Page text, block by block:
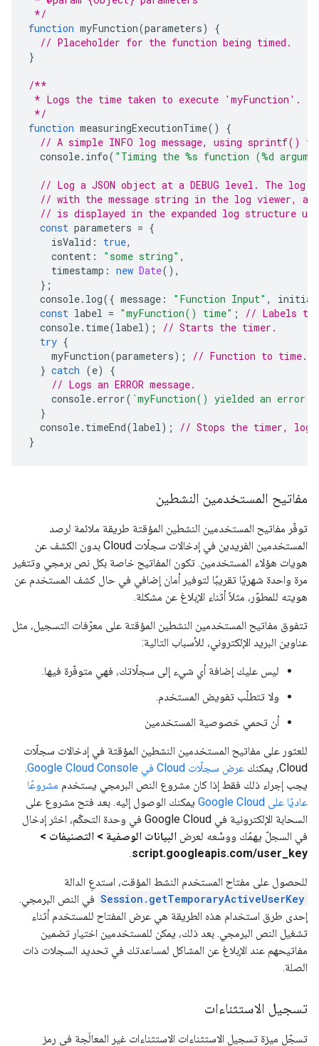
*/
function myFunction(parameters)
{
// Placeholder for the function being timed.
}
/**
* Logs the time taken to execute 'myFunction'.
*/
function measuringExecutionTime()
{
// A simple INFO log message, using sprintf()
console. info( "Timing the %s function (%d
// Log a JSON object at a DEBUG level. The log
// with the message string in the log viewer, and
// is displayed in the expanded log structure
const parameters = {
isValid : true,
content : "some string" ,
timestamp : new Date(),
};
console. log({ message : "Function Input" ,
const label = "myFunction() time" ;
// Labels
console. time(label);
// Starts the timer.
try {
myFunction(parameters);
// Function to time.
} catch (e)
{
// Logs an ERROR message.
console. error( `myFunction() yielded an error:
}
console. timeEnd(label);
// Stops the timer, logs
}
مفاتيح المستخدمين النشطين
توفّر مفاتيح المستخدمين النشطين المؤقتة طريقة ملائمة لرصد
المستخدمين الفريدين في إدخالات سجلّات Cloud بدون الكشف عن
هويات هؤلاء المستخدمين. تكون المفاتيح خاصة بكل نص برمجي وتتغير
مرة واحدة شهريًا تقريبًا لتوفير أمان إضافي في حال كشف المستخدم عن
هويته للمطوّر، مثلاً أثناء الإبلاغ عن مشكلة.
تتفوق مفاتيح المستخدمين النشطين المؤقتة على معرّفات التسجيل، مثل
عناوين البريد الإلكتروني، للأسباب التالية:
ليس عليك إضافة أي شيء إلى سجلّاتك، فهي متوفّرة فيها.
ولا تتطلّب تفويض المستخدم.
أن تحمي خصوصية المستخدمين
للعثور على مفاتيح المستخدمين النشطين المؤقتة في إدخالات سجلّات
Cloud، يمكنك
عرض سجلّات Cloud في Google Cloud Console
.
يجب إجراء ذلك فقط إذا كان مشروع النص البرمجي يستخدم مشروعًا
عاديًا على Google Cloud
يمكنك الوصول إليه. بعد فتح مشروع على
السحابة الإلكترونية في Google Cloud في وحدة التحكّم، اختَر إدخال
في السجلّ يهمّك ووسِّعه لعرض البيانات الوصفية > التصنيفات >
script.googleapis.com/user_key
.
للحصول على مفتاح المستخدم النشط المؤقت، استدعِ الدالة
Session.getTemporaryActiveUserKey في النص البرمجي.
إحدى طرق استخدام هذه الطريقة هي عرض المفتاح للمستخدم أثناء
تشغيل النص البرمجي. بعد ذلك، يمكن للمستخدمين اختيار تضمين
مفاتيحهم عند الإبلاغ عن المشاكل لمساعدتك في تحديد السجلات ذات
الصلة.
تسجيل الاستثناءات
تسجّل ميزة تسجيل الاستثناءات الاستثناءات غير المعالَجة في رمز